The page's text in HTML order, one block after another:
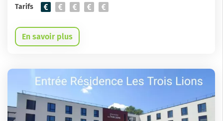
Tarifs
En savoir plus